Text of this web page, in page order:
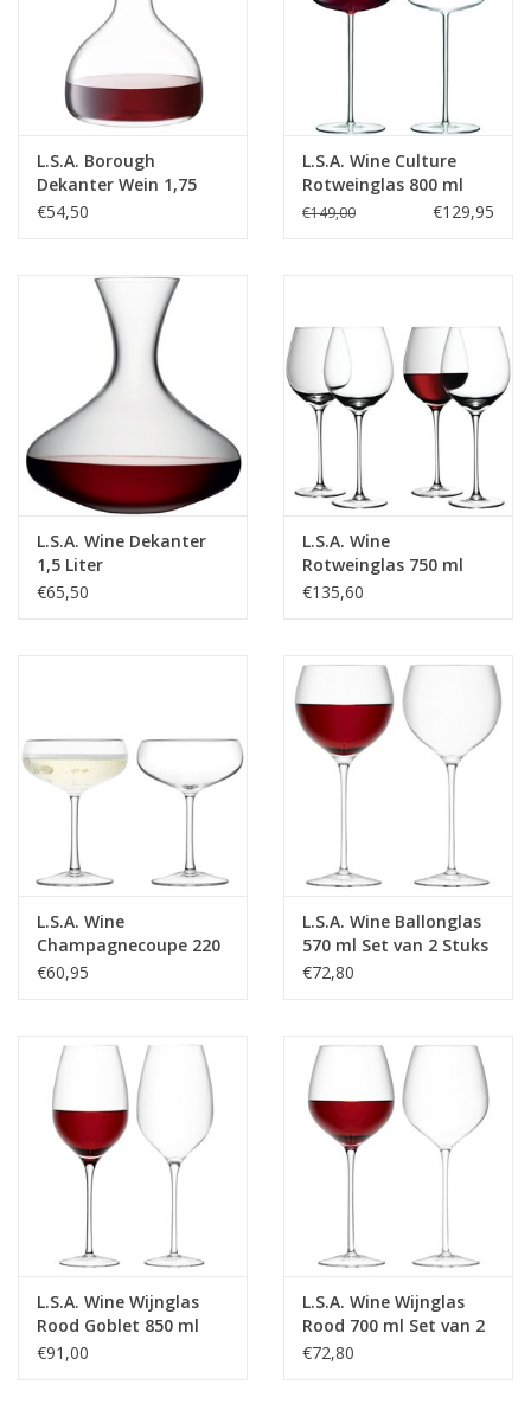
L.S.A. Borough
Dekanter Wein 1,75
Liter
€54,50
L.S.A. Wine Culture
Rotweinglas 800 ml
2er-Set
€149,00 €129,95
L.S.A. Wine Dekanter
1,5 Liter
€65,50
L.S.A. Wine
Rotweinglas 750 ml
4er-Set
€135,60
L.S.A. Wine
Champagnecoupe 220
ml Set van 2 Stuks
€60,95
L.S.A. Wine Ballonglas
570 ml Set van 2 Stuks
€72,80
L.S.A. Wine Wijnglas
Rood Goblet 850 ml
Set van 2 Stuks
€91,00
L.S.A. Wine Wijnglas
Rood 700 ml Set van 2
Stuks
€72,80